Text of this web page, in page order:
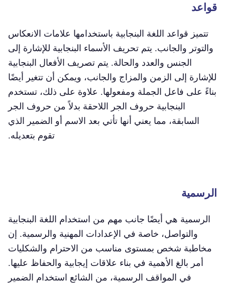
قواعد
تتميز قواعد اللغة البنجابية باستخدامها علامات الانعكاس
والتوتر والجانب. يتم تحريف الأسماء البنجابية للإشارة إلى
الجنس والعدد والحالة. يتم تصريف الأفعال البنجابية
للإشارة إلى الزمن والمزاج والجانب، ويمكن أن تتغير أيضًا
بناءً على فاعل الجملة ومفعولها. علاوة على ذلك، تستخدم
البنجابية حروف الجر اللاحقة بدلاً من حروف الجر
السابقة، مما يعني أنها تأتي بعد الاسم أو الضمير الذي
تقوم بتعديله.
الرسمية
الرسمية هي أيضًا جانب مهم من استخدام اللغة البنجابية
والتواصل، خاصة في الإعدادات المهنية والرسمية. إن
مخاطبة شخص بمستوى مناسب من الاحترام والشكليات
أمر بالغ الأهمية في بناء علاقات إيجابية والحفاظ عليها.
في المواقف الرسمية، من الشائع استخدام الضمير